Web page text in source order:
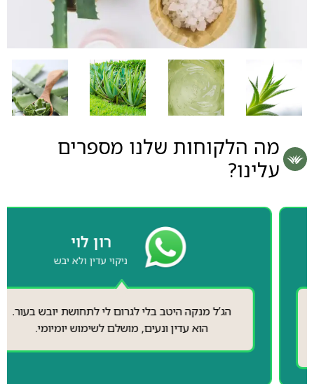
מה הלקוחות שלנו מספרים
עלינו?
הג’ל מנקה היטב בלי לגרום לי לתחושת יובש בעור.
הוא עדין ונעים, מושלם לשימוש יומיומי.
רון לוי
ניקוי עדין ולא יבש